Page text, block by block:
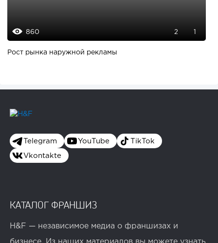
860 2
Рост рынка наружной рекламы
Telegram YouTube TikTok
Vkontakte
КАТАЛОГ ФРАНШИЗ
H&F — независимое медиа о франшизах и